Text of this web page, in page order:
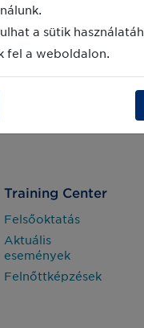
Training Center
Felsőoktatás
Aktuális
események
Felnőttképzések
a sütik
fel a weboldalon.